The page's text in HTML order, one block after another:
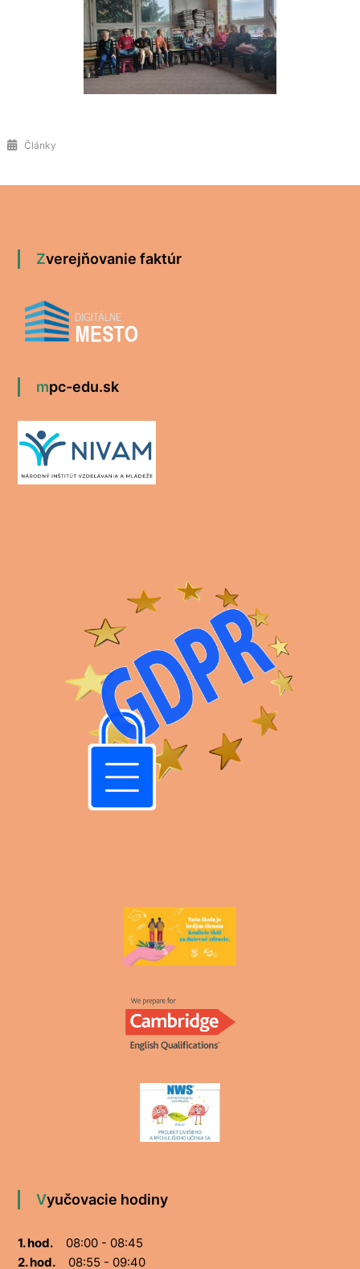
Články
Zverejňovanie faktúr
mpc-edu.sk
Vyučovacie hodiny
1. hod.08:00 - 08:45
2. hod.08:55 - 09:40